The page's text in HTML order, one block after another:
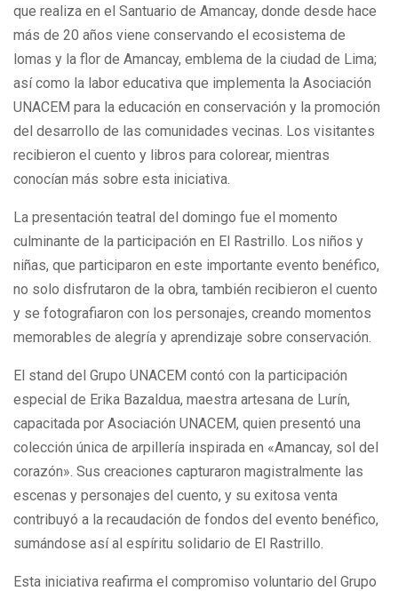
que realiza en el Santuario de Amancay, donde desde hace
más de 20 años viene conservando el ecosistema de
lomas y la flor de Amancay, emblema de la ciudad de Lima;
así como la labor educativa que implementa la Asociación
UNACEM para la educación en conservación y la promoción
del desarrollo de las comunidades vecinas. Los visitantes
recibieron el cuento y libros para colorear, mientras
conocían más sobre esta iniciativa.
La presentación teatral del domingo fue el momento
culminante de la participación en El Rastrillo. Los niños y
niñas, que participaron en este importante evento benéfico,
no solo disfrutaron de la obra, también recibieron el cuento
y se fotografiaron con los personajes, creando momentos
memorables de alegría y aprendizaje sobre conservación.
El stand del Grupo UNACEM contó con la participación
especial de Erika Bazaldua, maestra artesana de Lurín,
capacitada por Asociación UNACEM, quien presentó una
colección única de arpillería inspirada en «Amancay, sol del
corazón». Sus creaciones capturaron magistralmente las
escenas y personajes del cuento, y su exitosa venta
contribuyó a la recaudación de fondos del evento benéfico,
sumándose así al espíritu solidario de El Rastrillo.
Esta iniciativa reafirma el compromiso voluntario del Grupo